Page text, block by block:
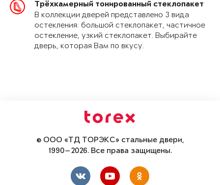
Трёхкамерный тонированный стеклопакет
В коллекции дверей представлено 3 вида
остекления: большой стеклопакет, частичное
остекление, узкий стеклопакет. Выбирайте
дверь, которая Вам по вкусу.
© ООО «ТД ТОРЭКС» стальные двери,
1990—2026. Все права защищены.